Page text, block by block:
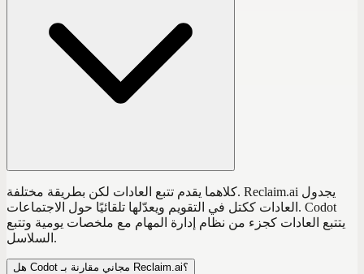
كلاهما يقدم تتبع العادات لكن بطريقة مختلفة. Reclaim.ai يجدول
العادات ككتل في التقويم ويعدّلها تلقائيًا حول الاجتماعات. Codot
يتتبع العادات كجزء من نظام إدارة المهام مع ملخصات يومية وتتبع
السلاسل.
هل Codot مجاني مقارنة بـ Reclaim.ai؟